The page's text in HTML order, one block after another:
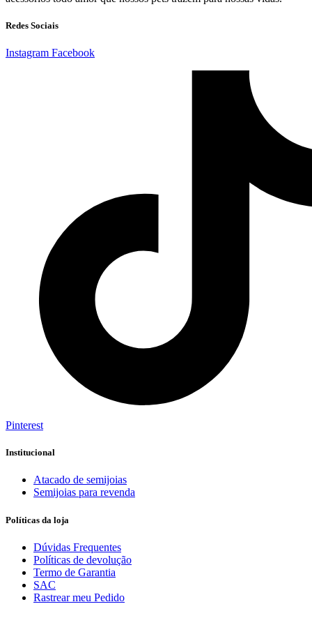
Redes Sociais
Instagram Facebook
Pinterest
Institucional
Atacado de semijoias
Semijoias para revenda
Políticas da loja
Dúvidas Frequentes
Políticas de devolução
Termo de Garantia
SAC
Rastrear meu Pedido